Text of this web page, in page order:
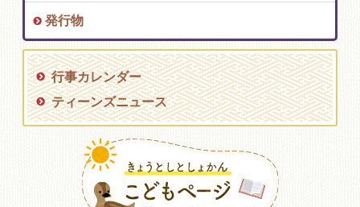
発行物
行事カレンダー
ティーンズニュース